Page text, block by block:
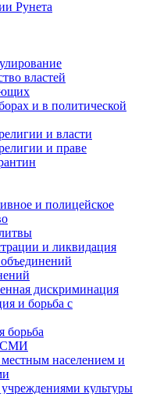
Рунета
властей
и в политической
и власти
и праве
и полицейское
и ликвидация
дискриминация
и борьба с
борьба
СМИ
населением и
культуры